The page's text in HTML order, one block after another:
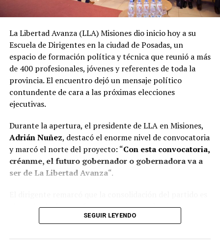
La Libertad Avanza (LLA) Misiones dio inicio hoy a su
Escuela de Dirigentes en la ciudad de Posadas, un
espacio de formación política y técnica que reunió a más
de 400 profesionales, jóvenes y referentes de toda la
provincia. El encuentro dejó un mensaje político
contundente de cara a las próximas elecciones
ejecutivas.
Durante la apertura, el presidente de LLA en Misiones,
Adrián Nuñez, destacó el enorme nivel de convocatoria
y marcó el norte del proyecto: “Con esta convocatoria,
créanme, el futuro gobernador o gobernadora va a
ser de La Libertad Avanza“.
el resultado de un esfuerzo genuino y colectivo,
construido en tiempo récord. “Acá nadie es Maradona ni
acá es porque tuvimos la capacidad entre todos de
SEGUIR LEYENDO